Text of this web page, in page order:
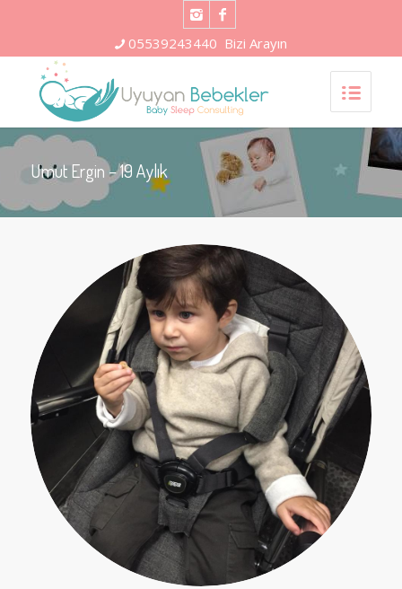
05539243440 Bizi Arayın
Umut Ergin – 19 Aylık